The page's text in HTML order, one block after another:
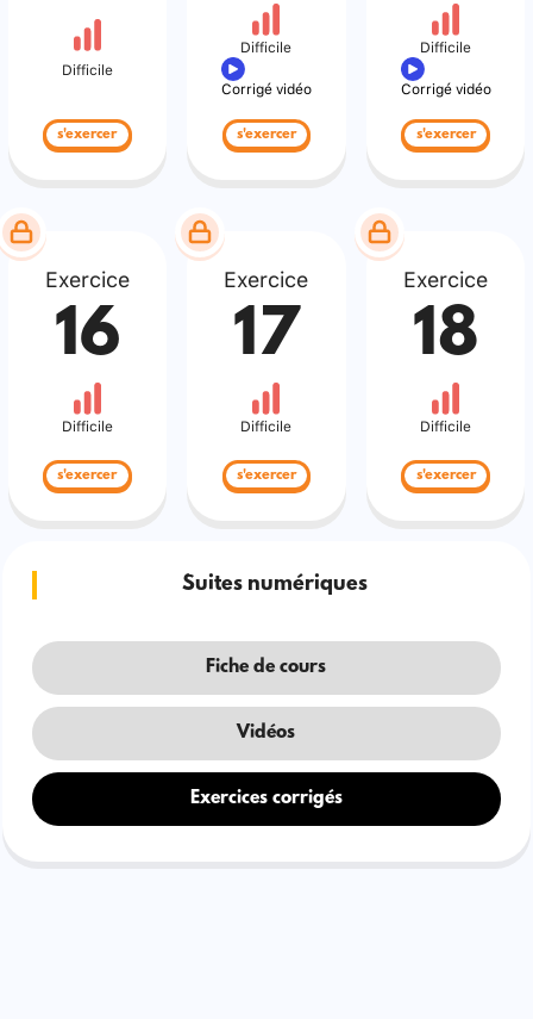
Difficile
s'exercer
Difficile
Corrigé vidéo
s'exercer
Difficile
Corrigé vidéo
s'exercer
Exercice
16
Difficile
s'exercer
Exercice
17
Difficile
s'exercer
Exercice
18
Difficile
s'exercer
Suites numériques
Fiche de cours
Vidéos
Exercices corrigés